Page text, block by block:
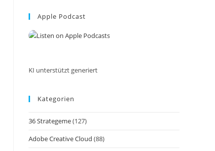
Apple Podcast
KI unterstützt generiert
Kategorien
36 Strategeme(127)
Adobe Creative Cloud (88)